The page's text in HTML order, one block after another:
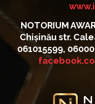
NOTORIUM
Chișinău str.
061015599,